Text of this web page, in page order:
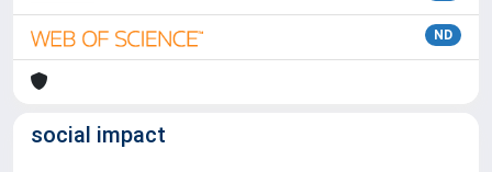
ND
social impact